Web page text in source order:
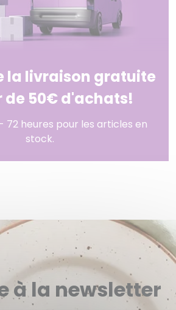
la livraison gratuite
de 50€ d'achats!
72 heures pour les articles en
stock.
à la newsletter